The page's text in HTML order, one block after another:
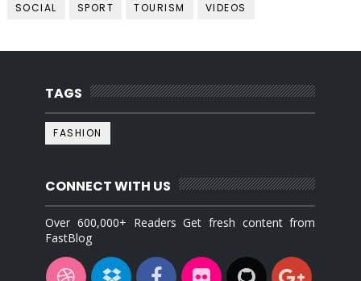
SOCIAL
SPORT TOURISM VIDEOS
TAGS
FASHION
CONNECT WITH US
Over 600,000+ Readers Get fresh content from
FastBlog